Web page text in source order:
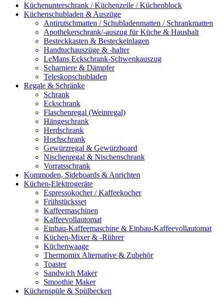
Küchenunterschrank / Küchenzeile / Küchenblock
Küchenschubladen & Auszüge
Antirutschmatten / Schubladenmatten / Schrankmatten
Apothekerschrank/-auszug für Küche & Haushalt
Besteckkasten & Besteckeinlagen
Handtuchauszüge & -halter
LeMans Eckschrank-Schwenkauszug
Scharniere & Dämpfer
Teleskopschubladen
Regale & Schränke
Schrank
Eckschrank
Flaschenregal (Weinregal)
Hängeschrank
Herdschrank
Hochschrank
Gewürzregal & Gewürzboard
Nischenregal & Nischenschrank
Vorratsschrank
Kommoden, Sideboards & Anrichten
Küchen-Elektrogeräte
Espressokocher / Kaffeekocher
Frühstücksset
Kaffeemaschinen
Kaffeevollautomat
Einbau-Kaffeemaschine & Einbau-Kaffeevollautomat
Küchen-Mixer & -Rührer
Küchenwaage
Thermomix Alternative & Zubehör
Toaster
Sandwich Maker
Smoothie Maker
Küchenspüle & Spülbecken